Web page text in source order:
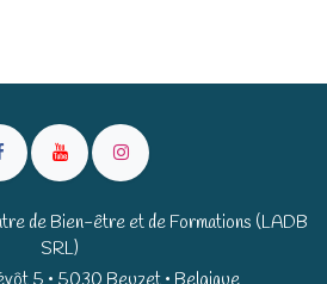
de Bien-être et de Formations (LADB
SRL)